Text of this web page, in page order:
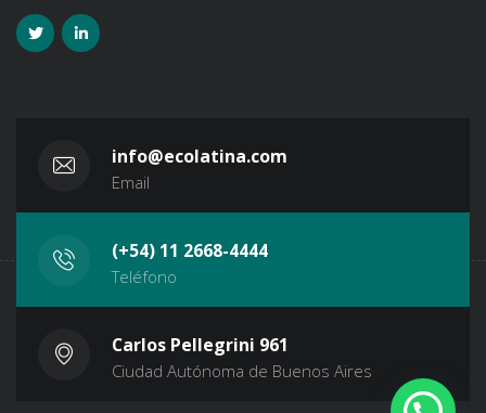
info@ecolatina.com
Email
(+54) 11 2668-4444
Teléfono
Carlos Pellegrini 961
Ciudad Autónoma de Buenos Aires